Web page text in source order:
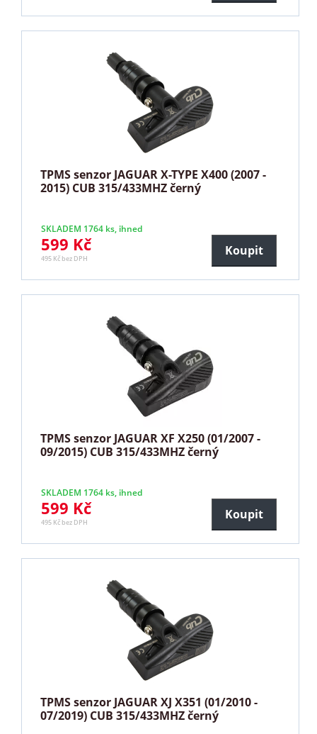
TPMS senzor JAGUAR X-TYPE X400 (2007 -
2015) CUB 315/433MHZ černý
SKLADEM 1764 ks, ihned
599 Kč
495 Kč bez DPH
Koupit
TPMS senzor JAGUAR XF X250 (01/2007 -
09/2015) CUB 315/433MHZ černý
SKLADEM 1764 ks, ihned
599 Kč
495 Kč bez DPH
Koupit
TPMS senzor JAGUAR XJ X351 (01/2010 -
07/2019) CUB 315/433MHZ černý